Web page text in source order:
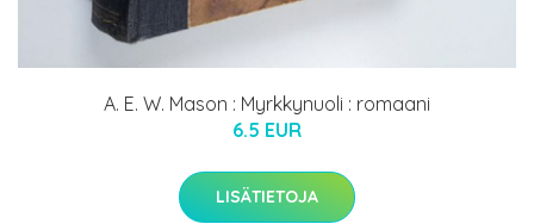
A. E. W. Mason : Myrkkynuoli : romaani
6.5 EUR
LISÄTIETOJA